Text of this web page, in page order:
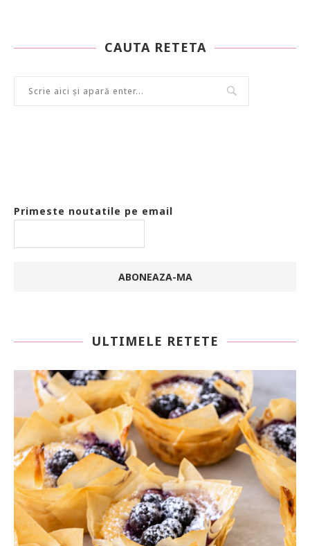
CAUTA RETETA
Primeste noutatile pe email
ULTIMELE RETETE